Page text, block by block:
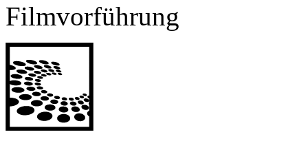
Filmvorführung